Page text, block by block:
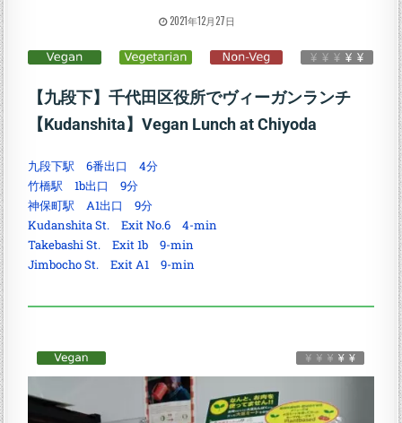
2021年12月27日
【九段下】千代田区役所でヴィーガンランチ
【Kudanshita】Vegan Lunch at Chiyoda
九段下駅 6番出口 4分
竹橋駅 1b出口 9分
神保町駅 A1出口 9分
Kudanshita St. Exit No.6 4-min
Takebashi St. Exit 1b 9-min
Jimbocho St. Exit A1 9-min